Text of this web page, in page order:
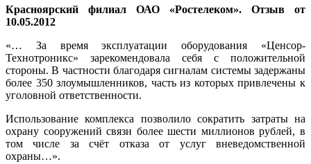
Красноярский филиал ОАО «Ростелеком». Отзыв от
10.05.2012
«… За время эксплуатации оборудования «Ценсор-
Технотроникс» зарекомендовала себя с положительной
стороны. В частности благодаря сигналам системы задержаны
более 350 злоумышленников, часть из которых привлечены к
уголовной ответственности.
Использование комплекса позволило сократить затраты на
охрану сооружений связи более шести миллионов рублей, в
том числе за счёт отказа от услуг вневедомственной
охраны…».